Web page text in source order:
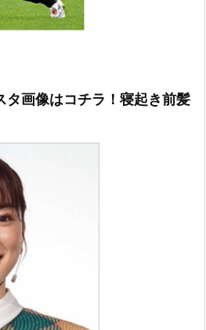
タ画像はコチラ！寝起き前髪